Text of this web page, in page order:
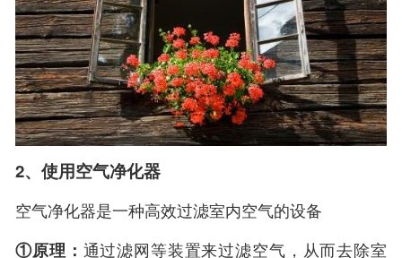
2、使用空气净化器
空气净化器是一种高效过滤室内空气的设备
①原理： 通过滤网等装置来过滤空气，从而去除室